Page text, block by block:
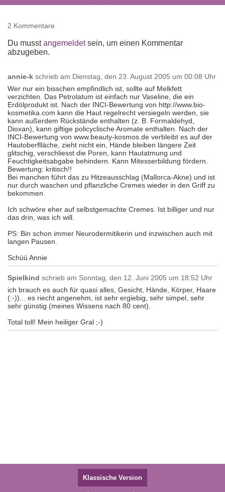
2 Kommentare
Du musstangemeldetsein, um einen Kommentar
abzugeben.
annie-k schrieb am Dienstag, den 23. August 2005 um 00:08 Uhr
Wer nur ein bisschen empfindlich ist, sollte auf Melkfett
verzichten. Das Petrolatum ist einfach nur Vaseline, die ein
Erdölprodukt ist. Nach der INCI-Bewertung von http://www.bio-
kosmetika.com kann die Haut regelrecht versiegeln werden, sie
kann außerdem Rückstände enthalten (z. B. Formaldehyd,
Dioxan), kann giftige policyclische Aromate enthalten. Nach der
INCI-Bewertung von www.beauty-kosmos.de verbleibt es auf der
Hautoberflläche, zieht nicht ein, Hände bleiben längere Zeit
glitschig, verschliesst die Poren, kann Hautatmung und
Feuchtigkeitsabgabe behindern. Kann Mitesserbildung fördern.
Bewertung: kritisch!!
Bei manchen führt das zu Hitzeausschlag (Mallorca-Akne) und ist
nur durch waschen und pflanzliche Cremes wieder in den Griff zu
bekommen.
Ich schwöre eher auf selbstgemachte Cremes. Ist billiger und nur
das drin, was ich will.
PS: Bin schon immer Neurodermitikerin und inzwischen auch mit
langen Pausen.
Schüü Annie
Spielkind schrieb am Sonntag, den 12. Juni 2005 um 18:52 Uhr
ich brauch es auch für quasi alles, Gesicht, Hände, Körper, Haare
(:-))... es riecht angenehm, ist sehr ergiebig, sehr simpel, sehr
sehr günstig (meines Wissens nach 80 cent).
Total toll! Mein heiliger Gral ;-)
Klassische Version